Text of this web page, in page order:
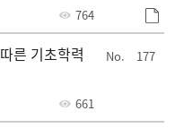
764
177
른 기초학력
661